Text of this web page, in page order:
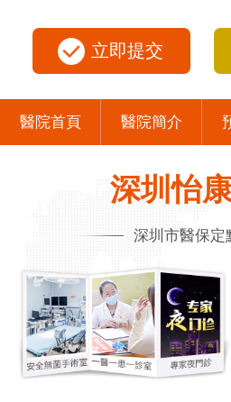
立即提交
醫院首頁 醫院簡介
深圳怡
深圳市醫保定